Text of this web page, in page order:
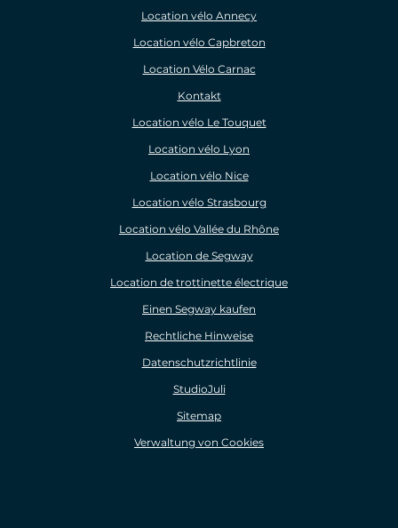
Location vélo Annecy
Location vélo Capbreton
Location Vélo Carnac
Kontakt
Location vélo Le Touquet
Location vélo Lyon
Location vélo Nice
Location vélo Strasbourg
Location vélo Vallée du Rhône
Location de Segway
Location de trottinette électrique
Einen Segway kaufen
Rechtliche Hinweise
Datenschutzrichtlinie
StudioJuli
Sitemap
Verwaltung von Cookies